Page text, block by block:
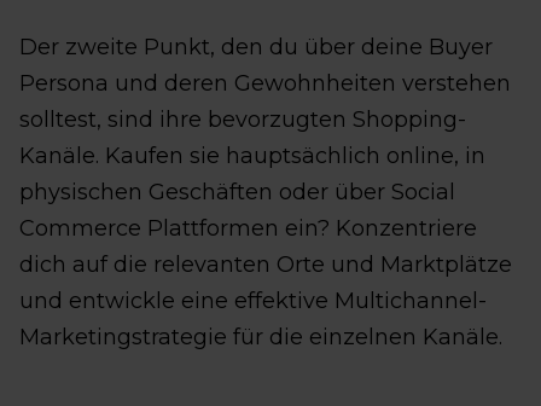
Der zweite Punkt, den du über deine Buyer
Persona und deren Gewohnheiten verstehen
solltest, sind ihre bevorzugten Shopping-
Kanäle. Kaufen sie hauptsächlich online, in
physischen Geschäften oder über Social
Commerce Plattformen ein? Konzentriere
dich auf die relevanten Orte und Marktplätze
und entwickle eine effektive Multichannel-
Marketingstrategie für die einzelnen Kanäle.